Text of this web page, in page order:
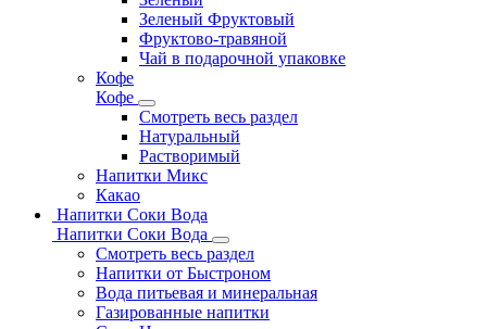
Зеленый Фруктовый
Фруктово-травяной
Чай в подарочной упаковке
Кофе
Кофе
Смотреть весь раздел
Натуральный
Растворимый
Напитки Микс
Какао
Напитки Соки Вода
Напитки Соки Вода
Смотреть весь раздел
Напитки от Быстроном
Вода питьевая и минеральная
Газированные напитки